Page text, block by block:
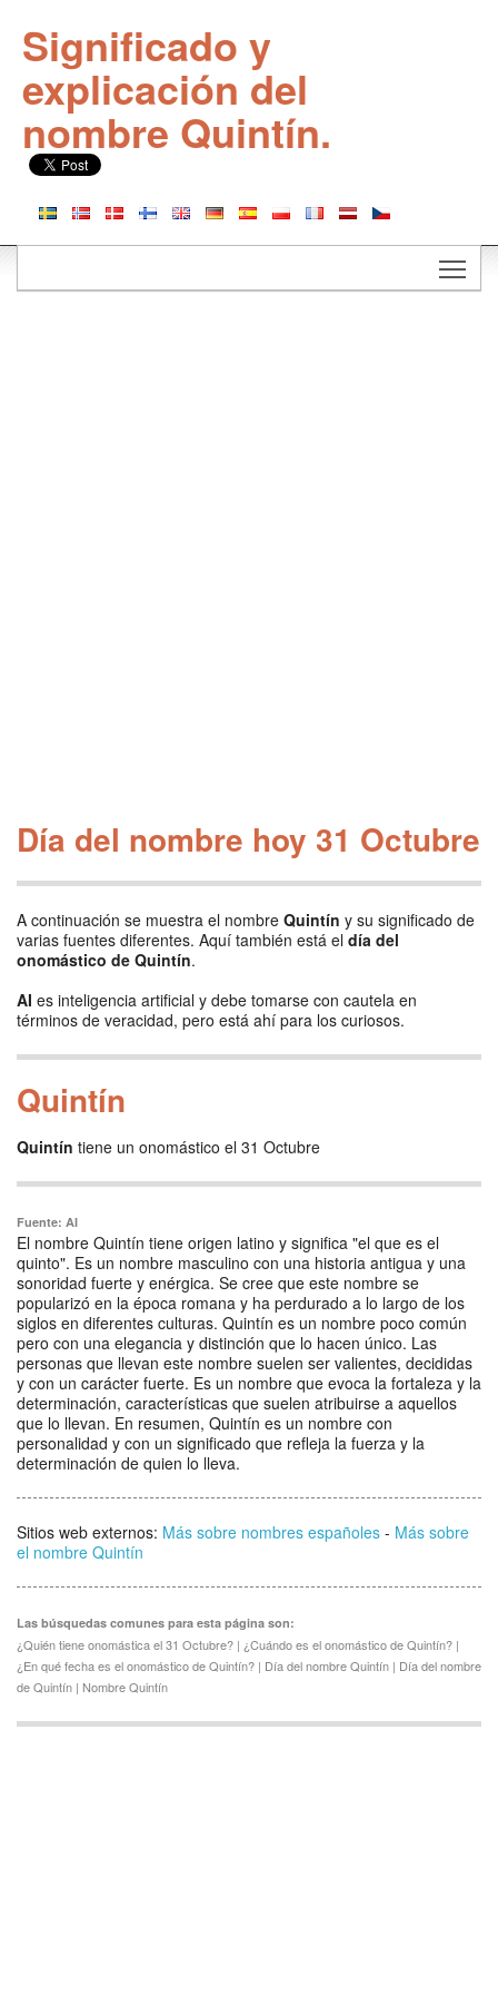
Significado y
explicación del
nombre Quintín.
Día del nombre hoy 31 Octubre
A continuación se muestra el nombre Quintín y su significado de
varias fuentes diferentes. Aquí también está el día del
onomástico de Quintín.
AI es inteligencia artificial y debe tomarse con cautela en
términos de veracidad, pero está ahí para los curiosos.
Quintín
Quintín tiene un onomástico el 31 Octubre
Fuente: AI
El nombre Quintín tiene origen latino y significa "el que es el
quinto". Es un nombre masculino con una historia antigua y una
sonoridad fuerte y enérgica. Se cree que este nombre se
popularizó en la época romana y ha perdurado a lo largo de los
siglos en diferentes culturas. Quintín es un nombre poco común
pero con una elegancia y distinción que lo hacen único. Las
personas que llevan este nombre suelen ser valientes, decididas
y con un carácter fuerte. Es un nombre que evoca la fortaleza y la
determinación, características que suelen atribuirse a aquellos
que lo llevan. En resumen, Quintín es un nombre con
personalidad y con un significado que refleja la fuerza y la
determinación de quien lo lleva.
Sitios web externos: Más sobre nombres españoles - Más sobre
el nombre Quintín
Las búsquedas comunes para esta página son:
¿Quién tiene onomástica el 31 Octubre? | ¿Cuándo es el onomástico de Quintín? |
¿En qué fecha es el onomástico de Quintín? | Día del nombre Quintín | Día del nombre
de Quintín | Nombre Quintín